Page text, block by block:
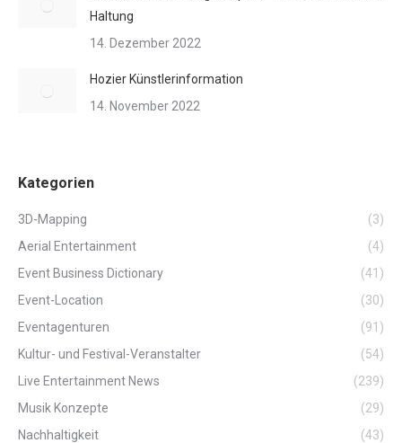
Haltung
14. Dezember 2022
Hozier Künstlerinformation
14. November 2022
Kategorien
3D-Mapping
(3)
Aerial Entertainment
(4)
Event Business Dictionary
(41)
Event-Location
(30)
Eventagenturen
(91)
Kultur- und Festival-Veranstalter
(54)
Live Entertainment News
(239)
Musik Konzepte
(29)
Nachhaltigkeit
(43)